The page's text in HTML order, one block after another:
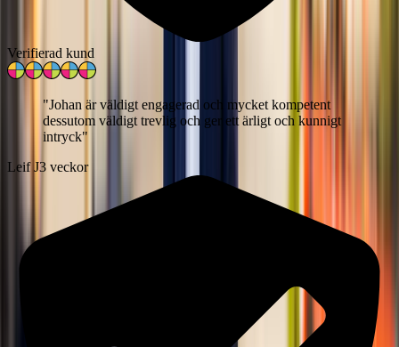
Verifierad kund
"Johan är väldigt engagerad och mycket kompetent
dessutom väldigt trevlig och ger ett ärligt och kunnigt
intryck"
Leif J3 veckor